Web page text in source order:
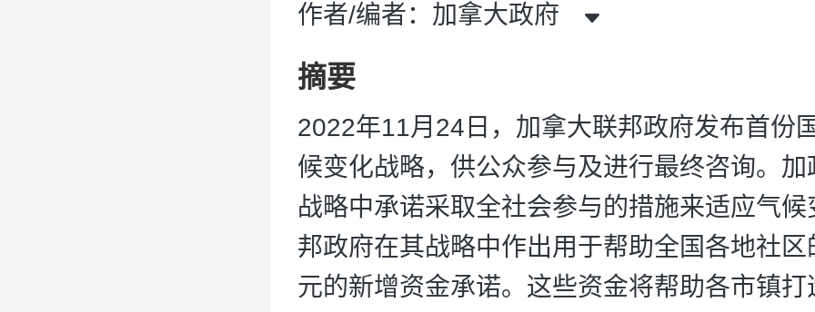
作者/编者：加拿大政府
摘要
2022年11月24日，加拿大联邦政府发布首份
候变化战略，供公众参与及进行最终咨询。加
战略中承诺采取全社会参与的措施来适应气候
邦政府在其战略中作出用于帮助全国各地社区
元的新增资金承诺。这些资金将帮助各市镇打